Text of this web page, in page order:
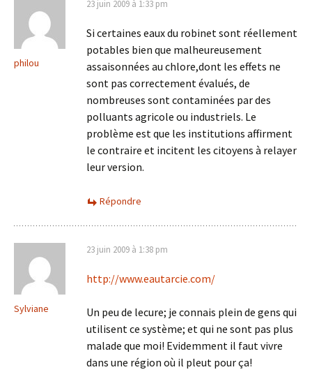
philou
23 juin 2009 à 1:33 pm
Si certaines eaux du robinet sont réellement
potables bien que malheureusement
assaisonnées au chlore,dont les effets ne
sont pas correctement évalués, de
nombreuses sont contaminées par des
polluants agricole ou industriels. Le
problème est que les institutions affirment
le contraire et incitent les citoyens à relayer
leur version.
Répondre
Sylviane
23 juin 2009 à 1:38 pm
http://www.eautarcie.com/
Un peu de lecure; je connais plein de gens qui
utilisent ce système; et qui ne sont pas plus
malade que moi! Evidemment il faut vivre
dans une région où il pleut pour ça!